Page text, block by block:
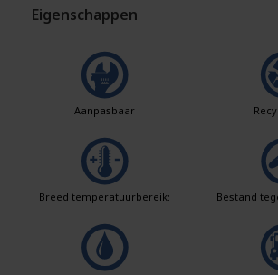
Eigenschappen
Aanpasbaar
Breed temperatuurbereik: Bestand